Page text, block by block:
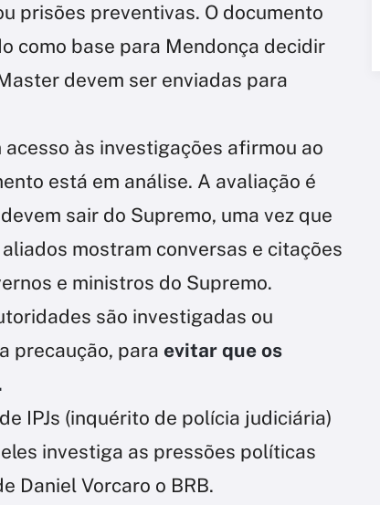
prisões preventivas. O documento
como base para Mendonça decidir
devem ser enviadas para
às investigações afirmou ao
está em análise. A avaliação é
sair do Supremo, uma vez que
mostram conversas e citações
e ministros do Supremo.
são investigadas ou
precaução, para evitar que os
IPJs (inquérito de polícia judiciária)
investiga as pressões políticas
Daniel Vorcaro o BRB.